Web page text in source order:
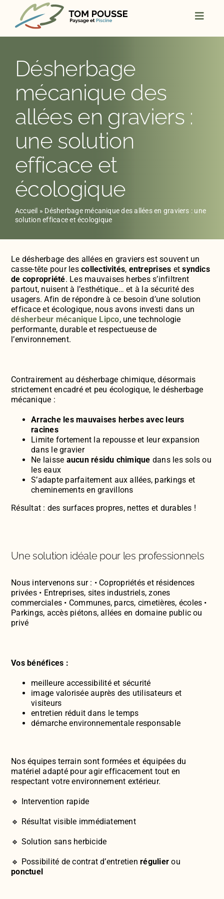
content
Désherbage
mécanique des
allées en graviers :
une solution
efficace et
écologique
Accueil » Désherbage mécanique des allées en graviers : une
solution efficace et écologique
Le désherbage des allées en graviers est souvent un
casse-tête pour lescollectivités, entreprises etsyndics
de copropriété. Les mauvaises herbes s’infiltrent
partout, nuisent à l’esthétique… et à la sécurité des
usagers. Afin de répondre à ce besoin d’une solution
efficace et écologique, nous avons investi dans un
désherbeur mécanique Lipco, une technologie
performante, durable et respectueuse de
l’environnement.
Contrairement au désherbage chimique, désormais
strictement encadré et peu écologique, le désherbage
mécanique :
Arrache les mauvaises herbes avec leurs
racines
Limite fortement la repousse et leur expansion
dans le gravier
Ne laisse aucun résidu chimique dans les sols ou
les eaux
S’adapte parfaitement aux allées, parkings et
cheminements en gravillons
Résultat : des surfaces propres, nettes et durables !
Une solution idéale pour les professionnels
Nous intervenons sur : • Copropriétés et résidences
privées • Entreprises, sites industriels, zones
commerciales • Communes, parcs, cimetières, écoles •
Parkings, accès piétons, allées en domaine public ou
privé
Vos bénéfices :
meilleure accessibilité et sécurité
image valorisée auprès des utilisateurs et
visiteurs
entretien réduit dans le temps
démarche environnementale responsable
Nos équipes terrain sont formées et équipées du
matériel adapté pour agir efficacement tout en
respectant votre environnement extérieur.
🔹 Intervention rapide
🔹 Résultat visible immédiatement
🔹 Solution sans herbicide
🔹 Possibilité de contrat d’entretienrégulier ou
ponctuel